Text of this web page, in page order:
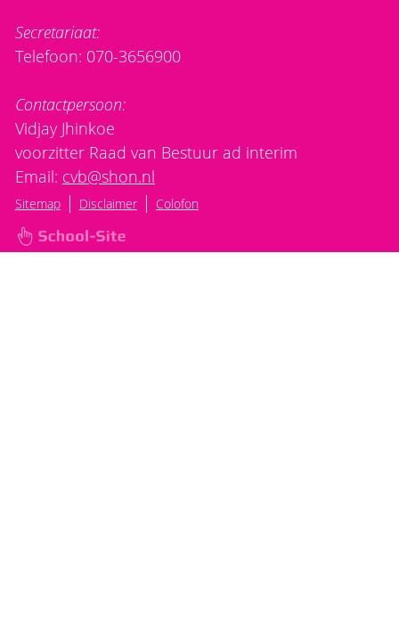
Secretariaat:
Telefoon: 070-3656900
Contactpersoon:
Vidjay Jhinkoe
voorzitter Raad van Bestuur ad interim
Email: cvb@shon.nl
Sitemap| Disclaimer| Colofon